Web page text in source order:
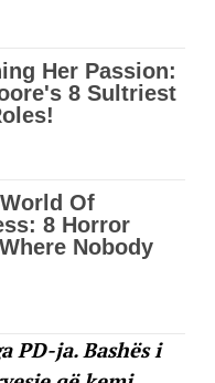
PD-ja. Bashës i